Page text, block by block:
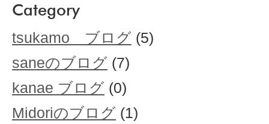
Category
tsukamo ブログ (5)
saneのブログ (7)
kanae ブログ (0)
Midoriのブログ (1)